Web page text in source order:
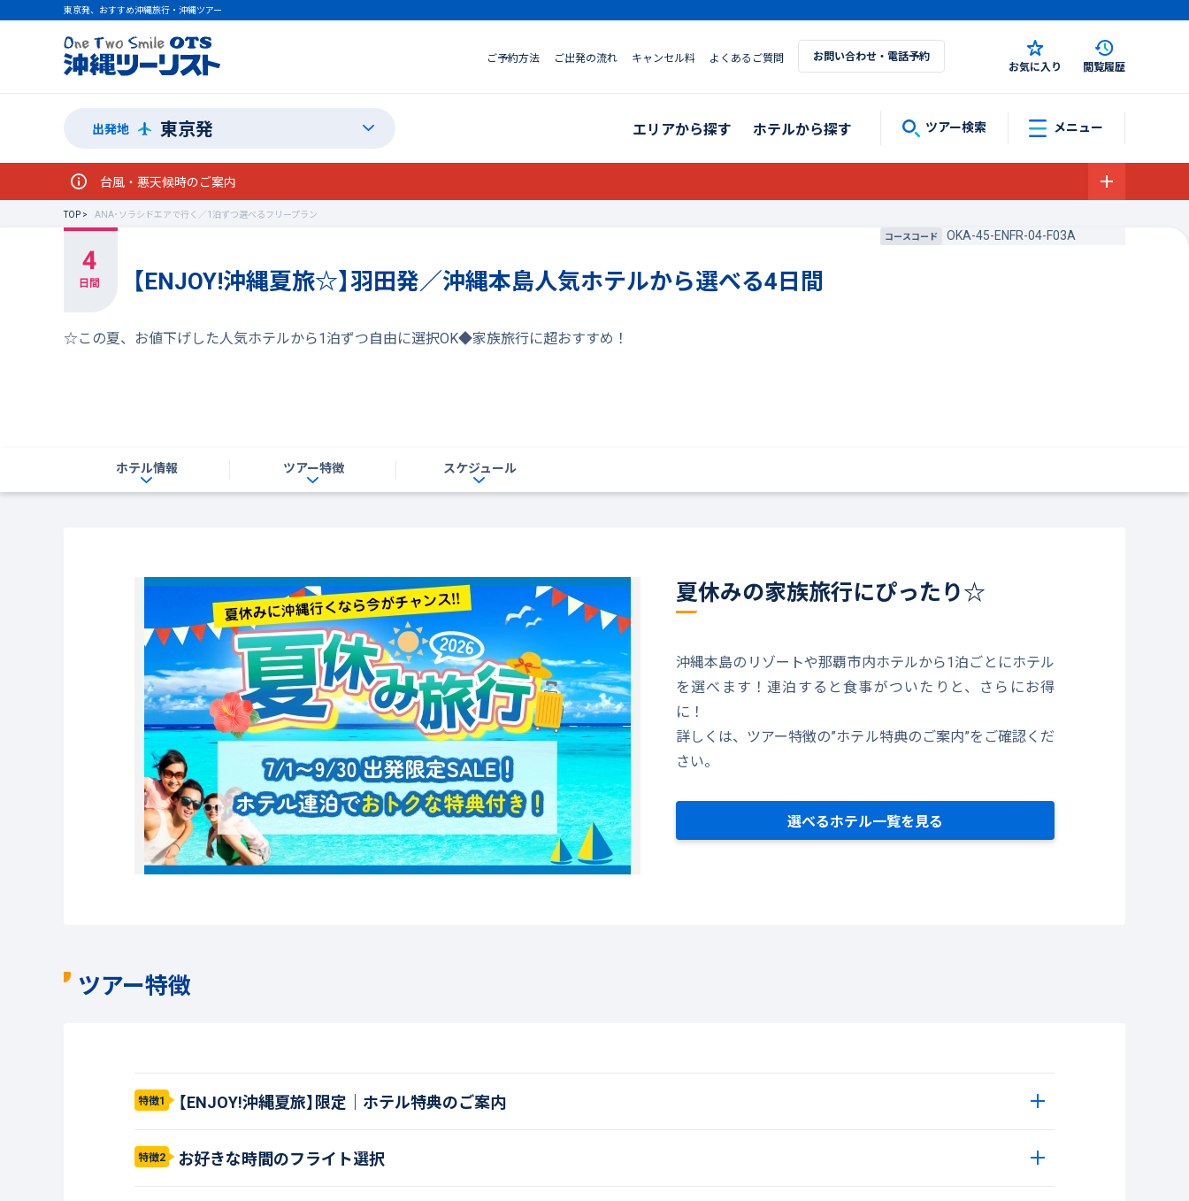
東京発、おすすめ沖縄旅行・沖縄ツアー
ご予約方法 ご出発の流れ キャンセル料 よくあるご質問 お問い合わせ・電話予約
お気に入り 閲覧履歴
出発地 東京発 エリアから探す ホテルから探す ツアー検索 メニュー
台風・悪天候時のご案内
TOP
ANA･ソラシドエアで行く／1泊ずつ選べるフリープラン
コースコード
OKA-45-ENFR-04-F03A
【ENJOY!沖縄夏旅☆】羽田発／沖縄本島人気ホテルから選べる4日間
☆この夏、お値下げした人気ホテルから1泊ずつ自由に選択OK◆家族旅行に超おすすめ！
ホテル情報 ツアー特徴 スケジュール
夏休みの家族旅行にぴったり☆
沖縄本島のリゾートや那覇市内ホテルから1泊ごとにホテル
を選べます！連泊すると食事がついたりと、さらにお得
に！
詳しくは、ツアー特徴の”ホテル特典のご案内”をご確認くだ
さい。
選べるホテル一覧を見る
ツアー特徴
特徴1 【ENJOY!沖縄夏旅】限定｜ホテル特典のご案内
特徴2 お好きな時間のフライト選択